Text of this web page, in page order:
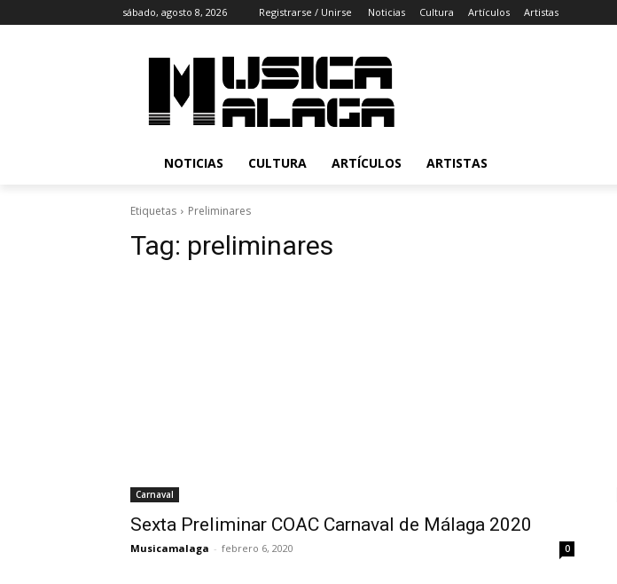
sábado, agosto 8, 2026 Registrarse / Unirse Noticias Cultura Artículos Artistas
NOTICIAS CULTURA ARTÍCULOS ARTISTAS
Etiquetas Preliminares
Tag: preliminares
Carnaval
Sexta Preliminar COAC Carnaval de Málaga 2020
Musicamalaga - febrero 6, 2020 0